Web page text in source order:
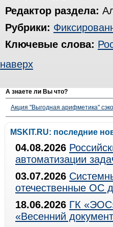
Редактор раздела:
Рубрики:
Ключевые слова:
наверх
А знаете ли Вы что?
Акция "Выгодная арифметика"
MSKIT.RU: последние
04.08.2026
автоматизации
03.07.2026
отечественные ОС
18.06.2026 ГК
«Весенний